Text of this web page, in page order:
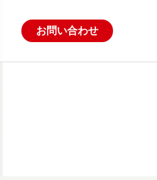
お問い合わせ